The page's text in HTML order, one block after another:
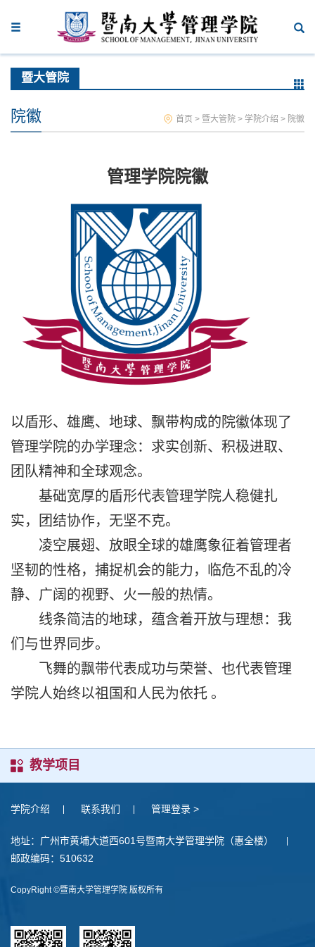
暨大管院
院徽 首页 > 暨大管院 > 学院介绍 > 院徽
管理学院院徽
以盾形、雄鹰、地球、飘带构成的院徽体现了
管理学院的办学理念：求实创新、积极进取、
团队精神和全球观念。
基础宽厚的盾形代表管理学院人稳健扎
实，团结协作，无坚不克。
凌空展翅、放眼全球的雄鹰象征着管理者
坚韧的性格，捕捉机会的能力，临危不乱的冷
静、广阔的视野、火一般的热情。
线条简洁的地球，蕴含着开放与理想：我
们与世界同步。
飞舞的飘带代表成功与荣誉、也代表管理
学院人始终以祖国和人民为依托 。
教学项目
学院介绍 联系我们 管理登录 >
地址：广州市黄埔大道西601号暨南大学管理学院（惠全楼）
邮政编码：510632
CopyRight ©暨南大学管理学院 版权所有